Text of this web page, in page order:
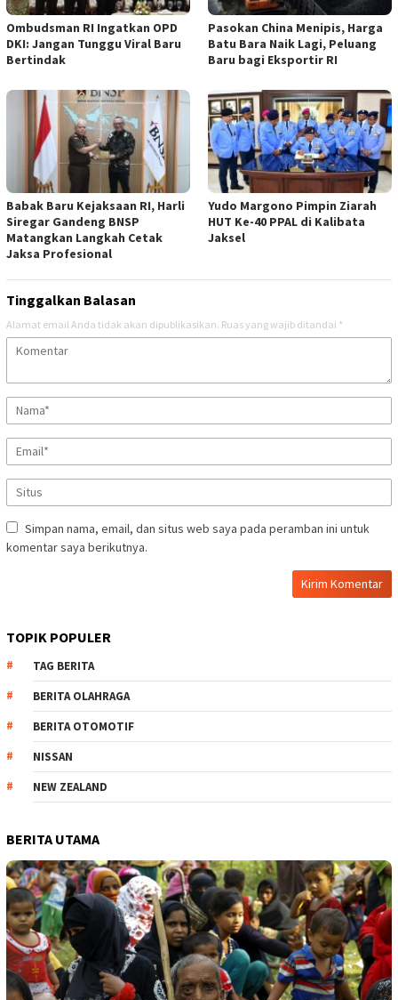
Ombudsman RI Ingatkan OPD
DKI: Jangan Tunggu Viral Baru
Bertindak
Pasokan China Menipis, Harga
Batu Bara Naik Lagi, Peluang
Baru bagi Eksportir RI
Babak Baru Kejaksaan RI, Harli
Siregar Gandeng BNSP
Matangkan Langkah Cetak
Jaksa Profesional
Yudo Margono Pimpin Ziarah
HUT Ke-40 PPAL di Kalibata
Jaksel
Tinggalkan Balasan
Alamat email Anda tidak akan dipublikasikan. Ruas yang wajib ditandai *
Simpan nama, email, dan situs web saya pada peramban ini untuk
komentar saya berikutnya.
TOPIK POPULER
TAG BERITA
BERITA OLAHRAGA
BERITA OTOMOTIF
NISSAN
NEW ZEALAND
BERITA UTAMA